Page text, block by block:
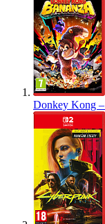
Donkey Kong